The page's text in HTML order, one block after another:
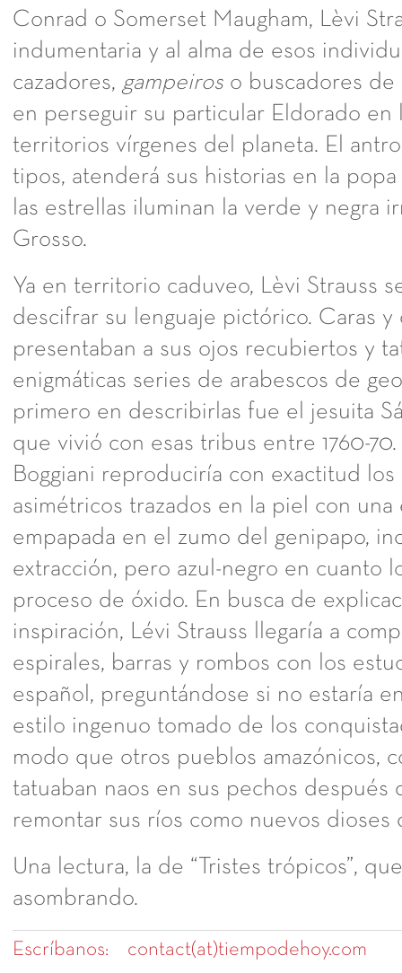
Conrad o Somerset Maugham, Lèvi
indumentaria y al alma de esos
cazadores, gampeiros o buscadores
en perseguir su particular Eldorado en
territorios vírgenes del planeta. El
tipos, atenderá sus historias en la
las estrellas iluminan la verde y negra
Grosso.
Ya en territorio caduveo, Lèvi Strauss
descifrar su lenguaje pictórico. Caras y
presentaban a sus ojos recubiertos y
enigmáticas series de arabescos de
primero en describirlas fue el jesuita
que vivió con esas tribus entre 1760-
Boggiani reproduciría con exactitud
asimétricos trazados en la piel con
empapada en el zumo del genipapo,
extracción, pero azul-negro en cuanto
proceso de óxido. En busca de
inspiración, Lévi Strauss llegaría a
espirales, barras y rombos con los
español, preguntándose si no estaría
estilo ingenuo tomado de los
modo que otros pueblos amazónicos,
tatuaban naos en sus pechos después
remontar sus ríos como nuevos
Una lectura, la de “Tristes trópicos”,
asombrando.
Escríbanos: contact(at)tiempodehoy.com